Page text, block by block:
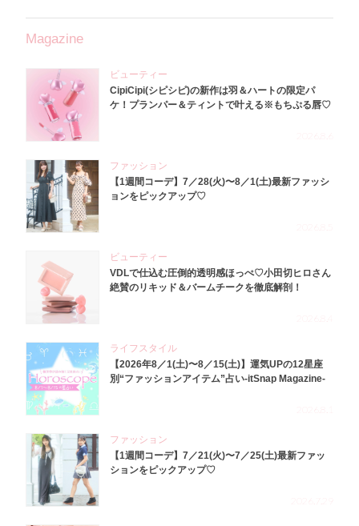
Magazine
ビューティー
CipiCipi(シピシピ)の新作は羽＆ハートの限定パ
ケ！プランパー＆ティントで叶える※もちぷる唇♡
ファッション
【1週間コーデ】7／28(火)〜8／1(土)最新ファッシ
ョンをピックアップ♡
ビューティー
VDLで仕込む圧倒的透明感ほっぺ♡小田切ヒロさん
絶賛のリキッド＆バームチークを徹底解剖！
ライフスタイル
【2026年8／1(土)〜8／15(土)】運気UPの12星座
別“ファッションアイテム”占い-itSnap Magazine-
ファッション
【1週間コーデ】7／21(火)〜7／25(土)最新ファッ
ションをピックアップ♡